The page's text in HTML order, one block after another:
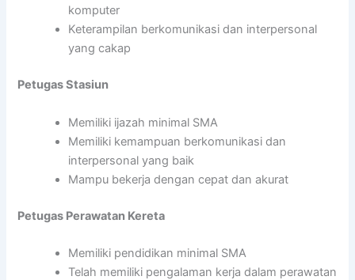
komputer
Keterampilan berkomunikasi dan interpersonal
yang cakap
Petugas Stasiun
Memiliki ijazah minimal SMA
Memiliki kemampuan berkomunikasi dan
interpersonal yang baik
Mampu bekerja dengan cepat dan akurat
Petugas Perawatan Kereta
Memiliki pendidikan minimal SMA
Telah memiliki pengalaman kerja dalam perawatan